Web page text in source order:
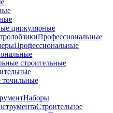
циркулярные
Профессиональные
Профессиональные
строительные
Наборы
Строительное